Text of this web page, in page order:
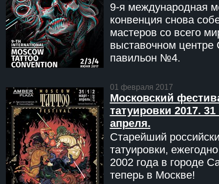
9-я международная
конвенция снова
мастеров со всего
выставочном центре
павильон №4.
01 февраля 2017
Московский
татуировки 2017. 31
апреля.
Старейший
татуировки,
2002 года в городе
теперь в Москве!